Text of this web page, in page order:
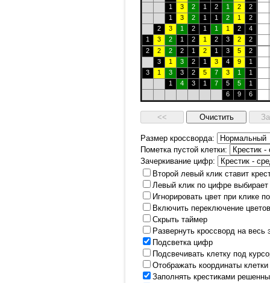
1
3 2 1 2 1 2
2
1
3 2 1 1 2 1
2
2
3 1 2 1 1 1 2
4
1
3 2 1 2 1 2 3 2
2
2
2 2 2 1 2 1 3 5
2
3
1 3 2 1 3 4 9
1
3
1 3 3 2 5 7 3 1
1
1
4 3 1 7 5 5
1
6
9 6
Размер кроссворда:
Пометка пустой клетки:
Зачеркивание цифр:
Второй левый клик ставит
Левый клик по цифре выбирает
Игнорировать цвет при клике
Включить переключение
Скрыть таймер
Развернуть кроссворд на
Подсветка цифр
Подсвечивать клетку под
Отображать координаты
Заполнять крестиками